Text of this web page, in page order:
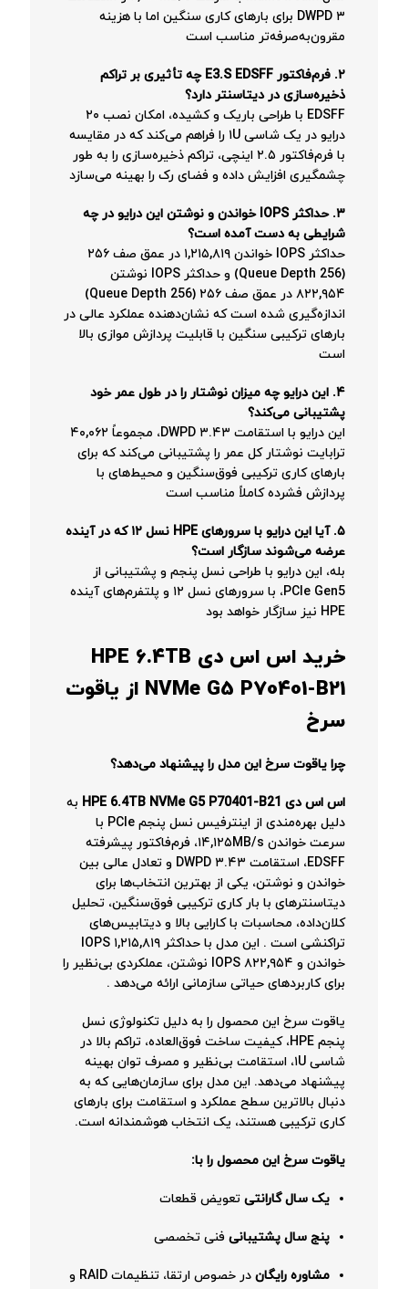
۳ DWPD برای بارهای کاری سنگین اما با هزینه
مقرون‌به‌صرفه‌تر مناسب است
۲. فرم‌فاکتور E3.S EDSFF چه تأثیری بر تراکم
ذخیره‌سازی در دیتاسنتر دارد؟
EDSFF با طراحی باریک و کشیده، امکان نصب ۲۰
درایو در یک شاسی ۱U را فراهم می‌کند که در مقایسه
با فرم‌فاکتور ۲.۵ اینچی، تراکم ذخیره‌سازی را به طور
چشمگیری افزایش داده و فضای رک را بهینه می‌سازد
۳. حداکثر IOPS خواندن و نوشتن این درایو در چه
شرایطی به دست آمده است؟
حداکثر IOPS خواندن ۱,۲۱۵,۸۱۹ در عمق صف ۲۵۶
(Queue Depth 256) و حداکثر IOPS نوشتن
۸۲۲,۹۵۴ در عمق صف ۲۵۶ (Queue Depth 256)
اندازه‌گیری شده است که نشان‌دهنده عملکرد عالی در
بارهای ترکیبی سنگین با قابلیت پردازش موازی بالا
است
۴. این درایو چه میزان نوشتار را در طول عمر خود
پشتیبانی می‌کند؟
این درایو با استقامت ۳.۴۳ DWPD، مجموعاً ۴۰,۰۶۲
ترابایت نوشتار کل عمر را پشتیبانی می‌کند که برای
بارهای کاری ترکیبی فوق‌سنگین و محیط‌های با
پردازش فشرده کاملاً مناسب است
۵. آیا این درایو با سرورهای HPE نسل ۱۲ که در آینده
عرضه می‌شوند سازگار است؟
بله، این درایو با طراحی نسل پنجم و پشتیبانی از
PCIe Gen5، با سرورهای نسل ۱۲ و پلتفرم‌های آینده
HPE نیز سازگار خواهد بود
خرید اس اس دی HPE 6.4TB
NVMe G5 P70401-B21 از یاقوت
سرخ
چرا یاقوت سرخ این مدل را پیشنهاد می‌دهد؟
اس اس دی HPE 6.4TB NVMe G5 P70401-B21
به
دلیل بهره‌مندی از اینترفیس نسل پنجم PCIe با
سرعت خواندن ۱۴,۱۲۵MB/s، فرم‌فاکتور پیشرفته
EDSFF، استقامت ۳.۴۳ DWPD و تعادل عالی بین
خواندن و نوشتن، یکی از بهترین انتخاب‌ها برای
دیتاسنترهای با بار کاری ترکیبی فوق‌سنگین، تحلیل
کلان‌داده، محاسبات با کارایی بالا و دیتابیس‌های
تراکنشی است
. این مدل با حداکثر ۱,۲۱۵,۸۱۹ IOPS
خواندن و ۸۲۲,۹۵۴ IOPS نوشتن، عملکردی بی‌نظیر را
برای کاربردهای حیاتی سازمانی ارائه می‌دهد .
یاقوت سرخ این محصول را به دلیل تکنولوژی نسل
پنجم HPE، کیفیت ساخت فوق‌العاده، تراکم بالا در
شاسی ۱U، استقامت بی‌نظیر و مصرف توان بهینه
پیشنهاد می‌دهد. این مدل برای سازمان‌هایی که به
دنبال بالاترین سطح عملکرد و استقامت برای بارهای
کاری ترکیبی هستند، یک انتخاب هوشمندانه است.
یاقوت سرخ این محصول را با:
یک سال گارانتی تعویض قطعات
پنج سال پشتیبانی فنی تخصصی
مشاوره رایگان
در خصوص ارتقا، تنظیمات RAID و